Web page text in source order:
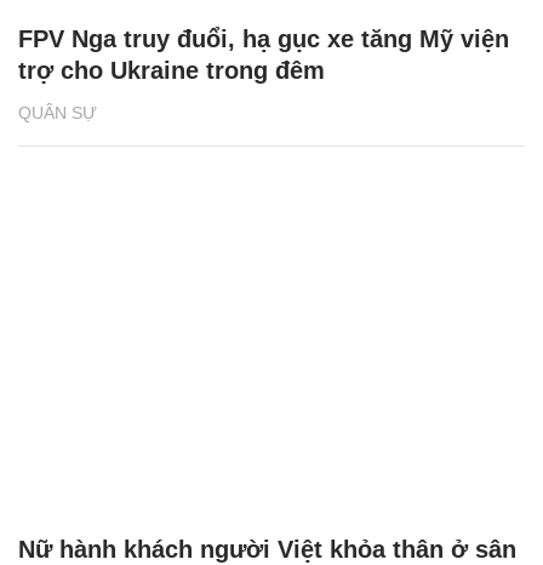
QUÂN SỰ
FPV Nga truy đuổi, hạ gục xe tăng Mỹ viện
trợ cho Ukraine trong đêm
Nữ hành khách người Việt khỏa thân ở sân